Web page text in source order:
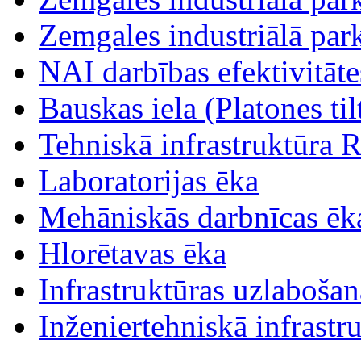
Zemgales industriālā
NAI darbības
Bauskas iela (Platones
Tehniskā infrastruktūra
Laboratorijas ēka
Mehāniskās darbnīcas
Hlorētavas ēka
Infrastruktūras
Inženiertehniskā